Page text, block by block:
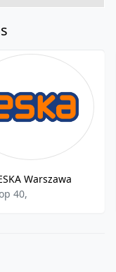
Warszawa
40,